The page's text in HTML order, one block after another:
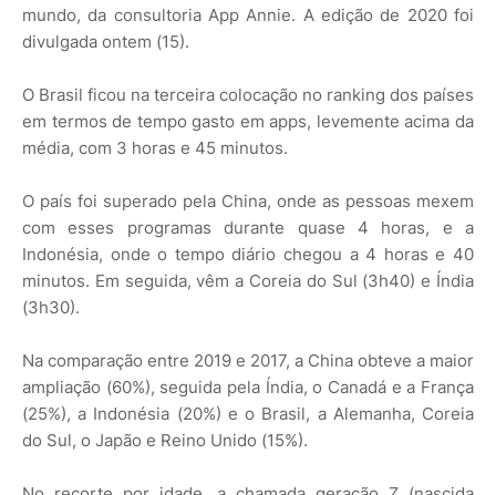
mundo, da consultoria App Annie. A edição de 2020 foi
divulgada ontem (15).
O Brasil ficou na terceira colocação no ranking dos países
em termos de tempo gasto em apps, levemente acima da
média, com 3 horas e 45 minutos.
O país foi superado pela China, onde as pessoas mexem
com esses programas durante quase 4 horas, e a
Indonésia, onde o tempo diário chegou a 4 horas e 40
minutos. Em seguida, vêm a Coreia do Sul (3h40) e Índia
(3h30).
Na comparação entre 2019 e 2017, a China obteve a maior
ampliação (60%), seguida pela Índia, o Canadá e a França
(25%), a Indonésia (20%) e o Brasil, a Alemanha, Coreia
do Sul, o Japão e Reino Unido (15%).